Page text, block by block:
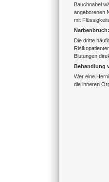
Bauchnabel
angeborenen
mit
Die dritte
Blutungen
Behandlung
Wer eine
die inneren